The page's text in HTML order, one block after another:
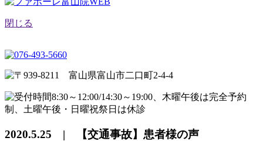
閉じる
2020.5.25 | 【交通事故】患者様の声